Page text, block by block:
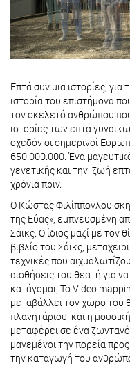
Επτά συν μια ιστορίες,
ιστορία του επιστήμονα
τον σκελετό ανθρώπου
ιστορίες των επτά
σχεδόν οι σημερινοί
650.000.000. Ένα
γενετικής και την ζωή
χρόνια πριν.
Ο Κώστας Φιλίππογλου
της Εύας», εμπνευσμένη
Σάικς. Ο ίδιος μαζί με τον
βιβλίο του Σάικς,
τεχνικές που
αισθήσεις του θεατή για
κατάγομαι; Το Video
μεταβάλλει τον χώρο του
πλανητάριου, και η
μεταφέρει σε ένα
μαγεμένοι την πορεία
την καταγωγή του